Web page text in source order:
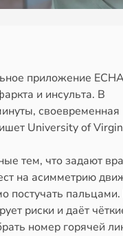
приложение
и инсульта. В
своевременная
University of
тем, что задают
на асимметрию
постучать
риски и даёт
номер горячей